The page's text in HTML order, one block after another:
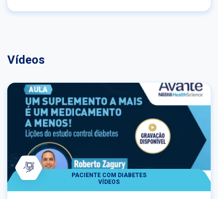
referenciado sobre o assunto. Ao final do curso,
Vídeos
PACIENTE COM DIABETES
VÍDEOS